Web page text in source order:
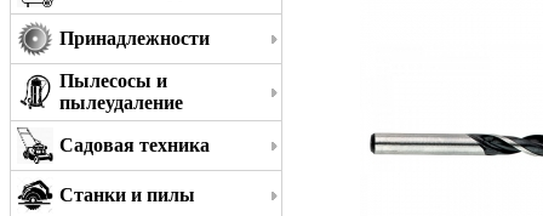
Принадлежности
Пылесосы и
пылеудаление
Садовая техника
Станки и пилы